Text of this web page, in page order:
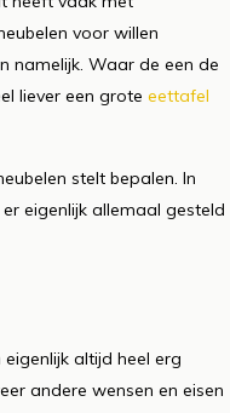
voor willen
namelijk. Waar de een de
liever een grote eettafel
stelt bepalen. In
eigenlijk allemaal gesteld
altijd heel erg
andere wensen en eisen